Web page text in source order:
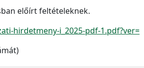
előírt feltételeknek.
hirdetmeny-i_2025-pdf-1.pdf?ver=